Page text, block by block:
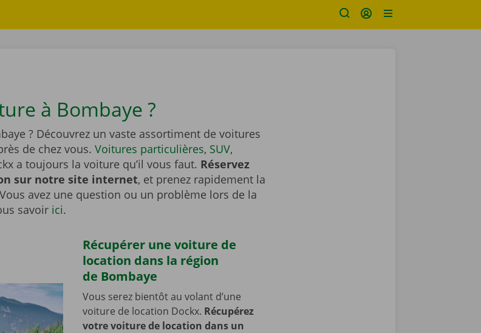
à Bombaye ?
? Découvrez un vaste assortiment de voitures
de chez vous. Voitures particulières, SUV,
a toujours la voiture qu’il vous faut. Réservez
sur notre site internet, et prenez rapidement la
avez une question ou un problème lors de la
savoir ici.
Récupérer une voiture de
location dans la région
de Bombaye
Vous serez bientôt au volant d’une
voiture de location Dockx. Récupérez
votre voiture de location dans un